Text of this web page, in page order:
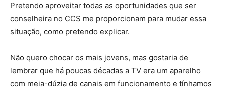
Pretendo aproveitar todas as oportunidades que ser
conselheira no CCS me proporcionam para mudar essa
situação, como pretendo explicar.
Não quero chocar os mais jovens, mas gostaria de
lembrar que há poucas décadas a TV era um aparelho
com meia-dúzia de canais em funcionamento e tínhamos